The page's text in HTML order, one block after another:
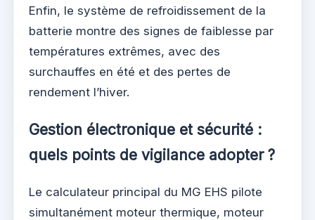
Enfin, le système de refroidissement de la
batterie montre des signes de faiblesse par
températures extrêmes, avec des
surchauffes en été et des pertes de
rendement l’hiver.
Gestion électronique et sécurité :
quels points de vigilance adopter ?
Le calculateur principal du MG EHS pilote
simultanément moteur thermique, moteur